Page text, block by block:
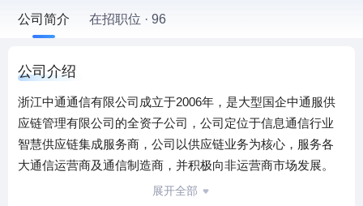
公司简介 在招职位 · 96
公司介绍
浙江中通通信有限公司成立于2006年，是大型国企中通服供
应链管理有限公司的全资子公司，公司定位于信息通信行业
智慧供应链集成服务商，公司以供应链业务为核心，服务各
大通信运营商及通信制造商，并积极向非运营商市场发展。
公司业务涵盖物流咨询规划、仓储配送、采购代理、订单服
展开全部